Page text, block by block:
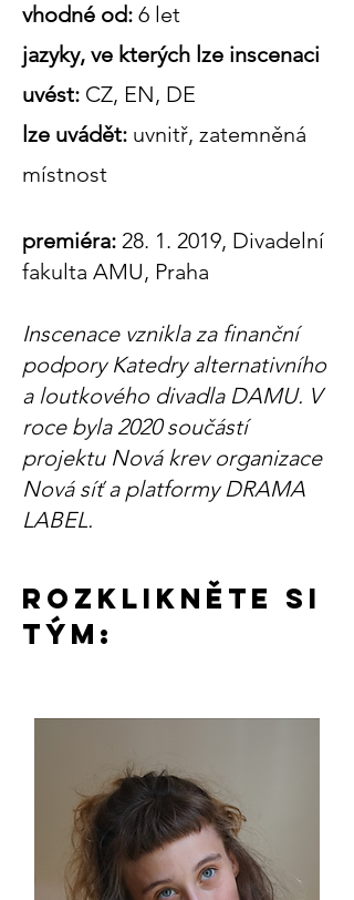
vhodné od: 6 let
jazyky, ve kterých lze inscenaci
uvést: CZ, EN, DE
lze uvádět: uvnitř, zatemněná
místnost
premiéra: 28. 1. 2019, Divadelní
fakulta AMU, Praha
Inscenace vznikla za finanční
podpory Katedry alternativního
a loutkového divadla DAMU. V
roce byla 2020 součástí
projektu Nová krev organizace
Nová síť a platformy DRAMA
LABEL.
rozklikněte si
Tým: